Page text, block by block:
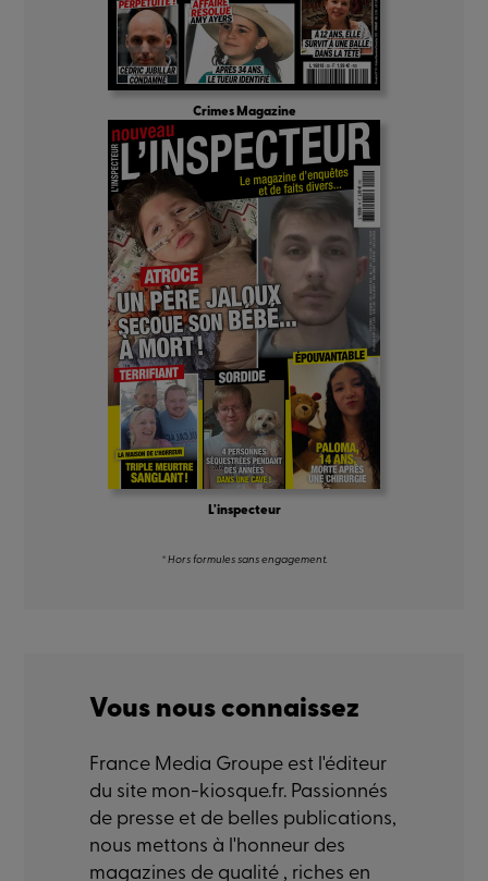
Crimes Magazine
L'inspecteur
* Hors formules sans engagement.
Vous nous connaissez
France Media Groupe est l'éditeur
du site mon-kiosque.fr. Passionnés
de presse et de belles publications,
nous mettons à l'honneur des
magazines de qualité , riches en